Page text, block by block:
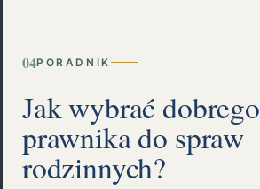
04PORADNIK
Jak wybrać dobrego
prawnika do spraw
rodzinnych?